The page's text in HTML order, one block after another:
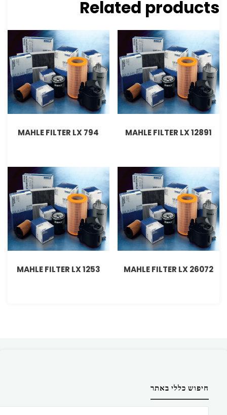
Related products
MAHLE FILTER LX 12891
MAHLE FILTER LX 794
MAHLE FILTER LX 26072
MAHLE FILTER LX 1253
חיפוש כללי באתר